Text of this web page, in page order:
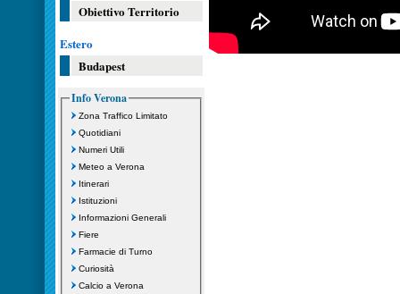
Obiettivo Territorio
Estero
Budapest
Info Verona
Zona Traffico Limitato
Quotidiani
Numeri Utili
Meteo a Verona
Itinerari
Istituzioni
Informazioni Generali
Fiere
Farmacie di Turno
Curiosità
Calcio a Verona